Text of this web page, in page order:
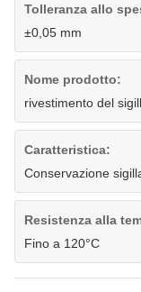
Tolleranza allo
±0,05 mm
Nome prodotto:
rivestimento del
Caratteristica:
Conservazione
Resistenza alla
Fino a 120°C